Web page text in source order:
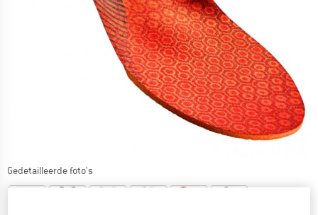
Gedetailleerde foto's